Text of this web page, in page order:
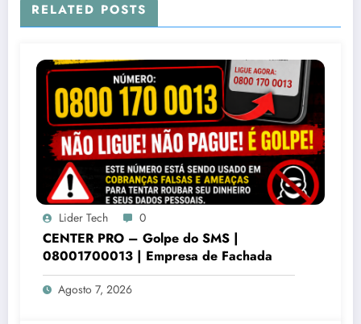
RELATED POSTS
Lider Tech 0
CENTER PRO – Golpe do SMS |
08001700013 | Empresa de Fachada
Agosto 7, 2026